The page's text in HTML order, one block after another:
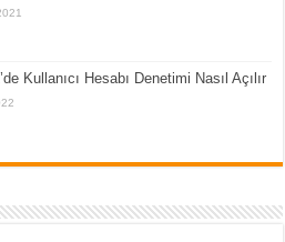
Kullanıcı Hesabı Denetimi Nasıl Açılır